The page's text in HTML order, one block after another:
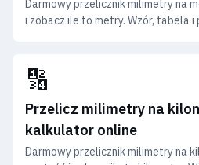
Darmowy przelicznik milimetry na
i zobacz ile to metry. Wzór, tabela i
🔢
Przelicz milimetry na
kalkulator online
Darmowy przelicznik milimetry na